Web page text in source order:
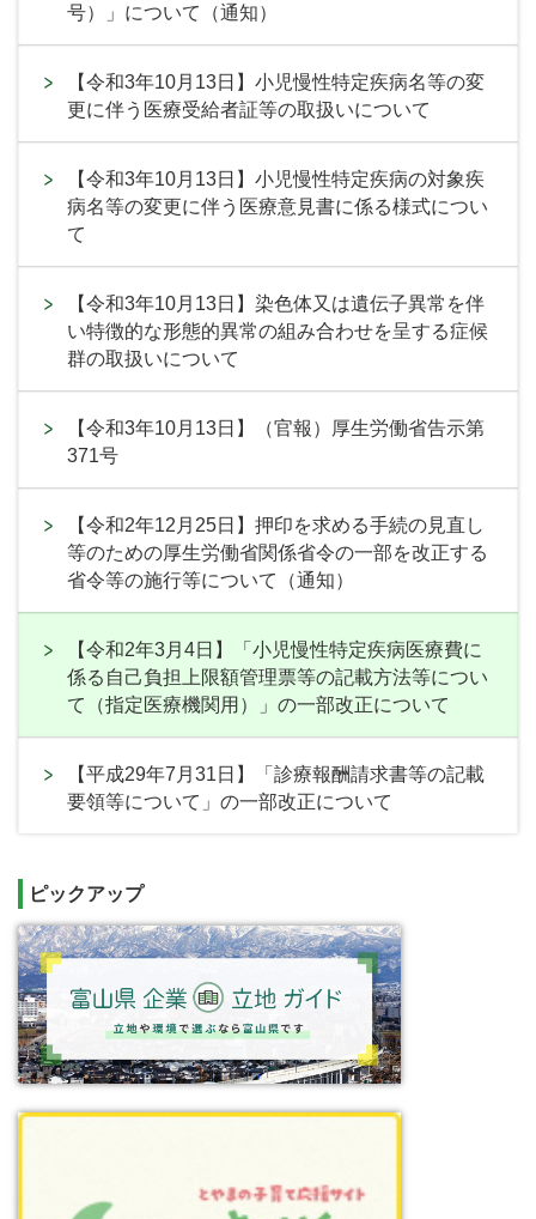
号）」について（通知）
【令和3年10月13日】小児慢性特定疾病名等の変
更に伴う医療受給者証等の取扱いについて
【令和3年10月13日】小児慢性特定疾病の対象疾
病名等の変更に伴う医療意見書に係る様式につい
て
【令和3年10月13日】染色体又は遺伝子異常を伴
い特徴的な形態的異常の組み合わせを呈する症候
群の取扱いについて
【令和3年10月13日】（官報）厚生労働省告示第
371号
【令和2年12月25日】押印を求める手続の見直し
等のための厚生労働省関係省令の一部を改正する
省令等の施行等について（通知）
【令和2年3月4日】「小児慢性特定疾病医療費に
係る自己負担上限額管理票等の記載方法等につい
て（指定医療機関用）」の一部改正について
【平成29年7月31日】「診療報酬請求書等の記載
要領等について」の一部改正について
ピックアップ